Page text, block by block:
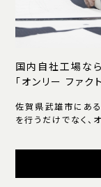
国内自社工場な
「オンリー ファク
佐賀県武雄市にある
を行うだけでなく、